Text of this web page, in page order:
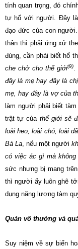
tính quan trọng, đó
tự hổ với người. Đây là
đạo đức của con
thân thì phải ứng xử
đúng, cần phải biết hổ
che chở cho thế giới(9).
đây là mẹ hay đây là
mẹ, hay đây là vợ của
làm người phải biết
trật tự của thế giới sẽ
loài heo, loài chó, loài
Bà La, nếu một người
có việc ác gì mà không
sức nhưng bị mang
thì người ấy luôn ghê
dụng năng lượng tàm
Quán vô thường và
Suy niệm về sự biến